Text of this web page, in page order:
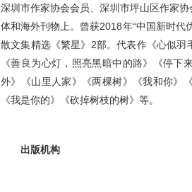
深圳市作家协会会员、深圳市坪山区作家
体和海外刊物上。曾获2018年“中国新时代
散文集精选《繁星》2部。代表作《心似羽
《善良为心灯，照亮黑暗中的路》《停
外》《山里人家》《两棵树》《我和你》
《我是你的》《砍掉树枝的树》等。
出版机构